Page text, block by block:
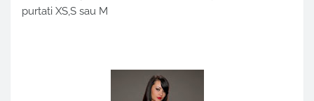
purtati XS,S sau M